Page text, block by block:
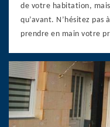
de votre habitation,
qu’avant. N’hésitez pas
prendre en main votre